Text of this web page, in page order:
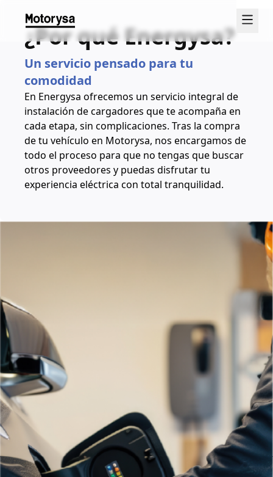
¿Por qué Energysa?
Un servicio pensado para tu
comodidad
En Energysa ofrecemos un servicio integral de
instalación de cargadores que te acompaña en
cada etapa, sin complicaciones. Tras la compra
de tu vehículo en Motorysa, nos encargamos de
todo el proceso para que no tengas que buscar
otros proveedores y puedas disfrutar tu
experiencia eléctrica con total tranquilidad.